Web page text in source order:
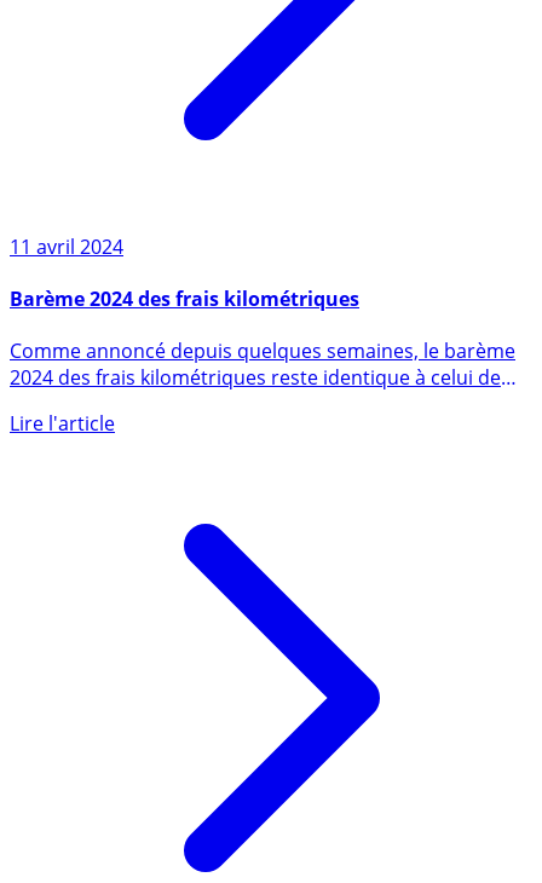
11 avril 2024
Barème 2024 des frais kilométriques
2024 des frais kilométriques reste identique à celui de